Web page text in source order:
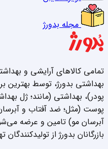
مجله بدورژ
تمامی کالاهای آرایشی و
بهداشتی بدورژ، توسط بهترین
پودر)، بهداشتی (مانند؛ ژل
پوست (مثل؛ ضد آفتاب و
آبرسان مو) تامین و عرضه
بازرگانان بدورژ از